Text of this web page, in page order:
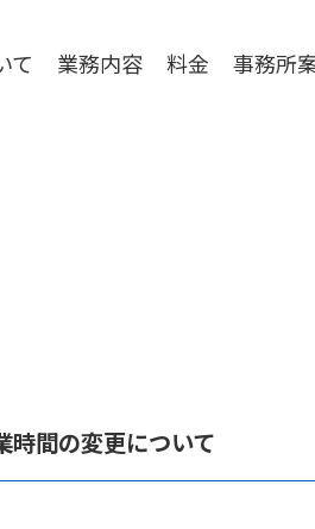
て 業務内容 料金 事務所
時間の変更について